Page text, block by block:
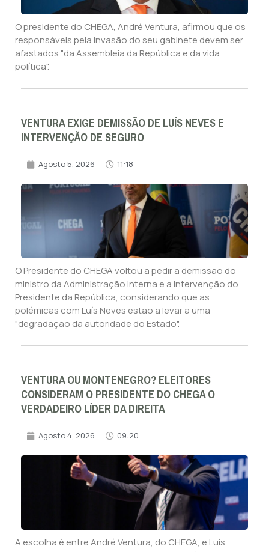
O presidente do CHEGA, André Ventura, afirmou que os
responsáveis pela invasão do seu gabinete devem ser
afastados "da Assembleia da República e da vida
política".
VENTURA EXIGE DEMISSÃO DE LUÍS NEVES E
INTERVENÇÃO DE SEGURO
Agosto 5, 2026 11:18
O Presidente do CHEGA voltou a pedir a demissão do
ministro da Administração Interna e a intervenção do
Presidente da República, considerando que as
polémicas com Luís Neves estão a levar a uma
"degradação da autoridade do Estado".
VENTURA OU MONTENEGRO? ELEITORES
CONSIDERAM O PRESIDENTE DO CHEGA O
VERDADEIRO LÍDER DA DIREITA
Agosto 4, 2026 09:20
A escolha é entre André Ventura, do CHEGA, e Luís